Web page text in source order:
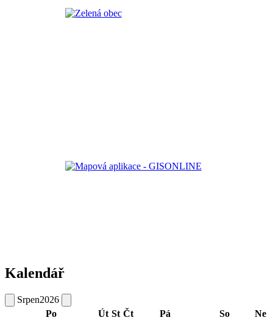
Kalendář
Srpen2026
Po
Út St Čt Pá So Ne